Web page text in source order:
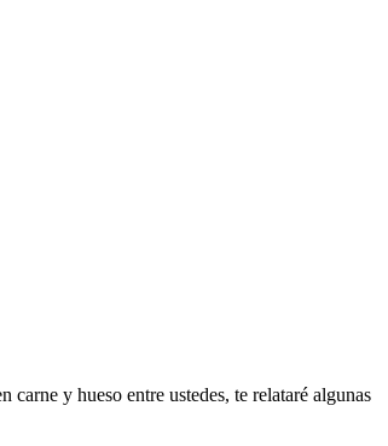
carne y hueso entre ustedes, te relataré algunas